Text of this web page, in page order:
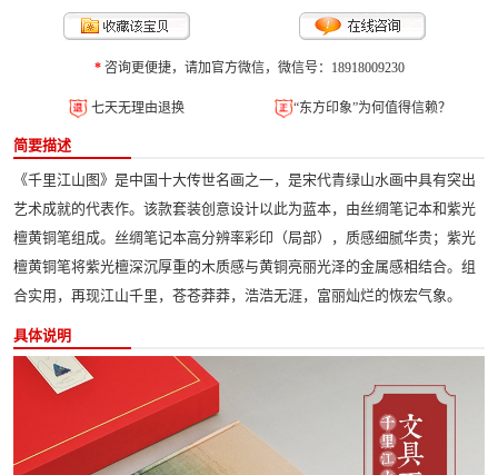
*咨询更便捷，请加官方微信，微信号：18918009230
七天无理由退换 “东方印象”为何值得信赖？
简要描述
《千里江山图》是中国十大传世名画之一，是宋代青绿山水画中具有突出
艺术成就的代表作。该款套装创意设计以此为蓝本，由丝绸笔记本和紫光
檀黄铜笔组成。丝绸笔记本高分辨率彩印（局部），质感细腻华贵；紫光
檀黄铜笔将紫光檀深沉厚重的木质感与黄铜亮丽光泽的金属感相结合。组
合实用，再现江山千里，苍苍莽莽，浩浩无涯，富丽灿烂的恢宏气象。
具体说明